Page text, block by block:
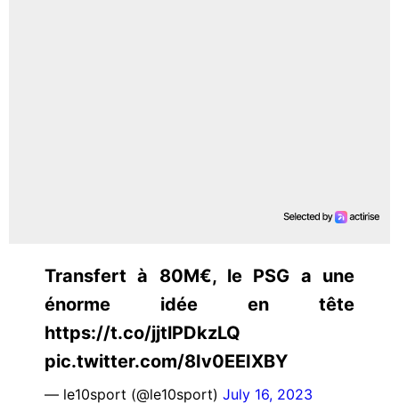
Transfert à 80M€, le PSG a une
énorme idée en tête
https://t.co/jjtlPDkzLQ
pic.twitter.com/8Iv0EEIXBY
— le10sport (@le10sport) July 16, 2023